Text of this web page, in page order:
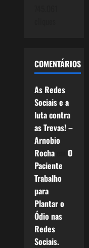
COMENTÁRIOS
As Redes
Sociais e a
luta contra
as Trevas! –
Arnobio
Rochaem O
Paciente
Trabalho
para
Plantar o
Ódio nas
Redes
Sociais.